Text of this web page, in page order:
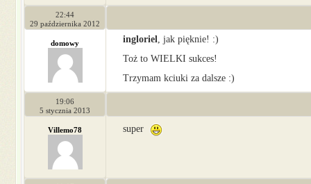
22:44
29 października 2012
domowy ingloriel , jak pięknie! :)
Toż to WIELKI sukces!
Trzymam kciuki za dalsze :)
19:06
5 stycznia 2013
Villemo78 super